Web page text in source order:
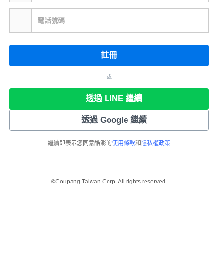
電話號碼
註冊
或
透過 LINE 繼續
透過 Google 繼續
繼續即表示您同意酷澎的使用條款和 隱私權政策
©Coupang Taiwan Corp. All rights reserved.